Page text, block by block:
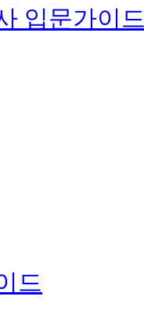
입문가이
드